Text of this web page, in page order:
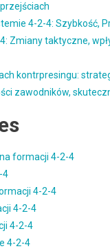
4-2-4: Szybkość,
Zmiany taktyczne,
kontrpresingu:
zawodników,
formacji 4-2-4
4
4-2-4
4-2-4
4-2-4
4-2-4